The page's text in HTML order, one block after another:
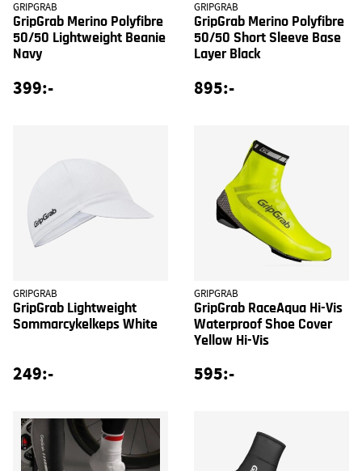
GRIPGRAB
GripGrab Merino Polyfibre
50/50 Lightweight Beanie
Navy
399:-
GRIPGRAB
GripGrab Merino Polyfibre
50/50 Short Sleeve Base
Layer Black
895:-
GRIPGRAB
GripGrab Lightweight
Sommarcykelkeps White
249:-
GRIPGRAB
GripGrab RaceAqua Hi-Vis
Waterproof Shoe Cover
Yellow Hi-Vis
595:-